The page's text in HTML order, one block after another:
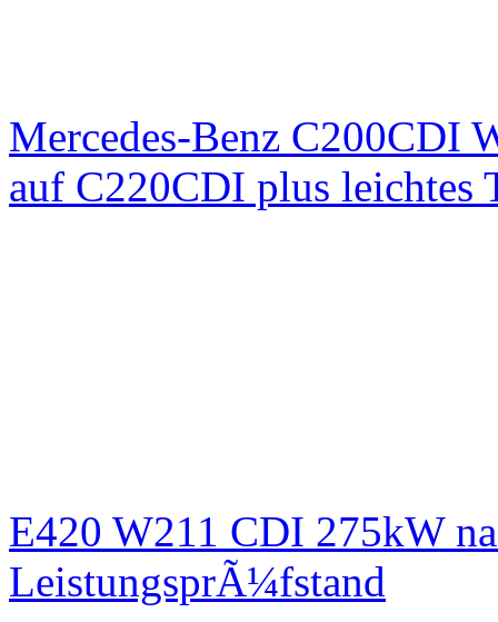
Mercedes-Benz C200CDI
auf C220CDI plus
E420 W211 CDI 275kW
LeistungsprÃ¼fstand